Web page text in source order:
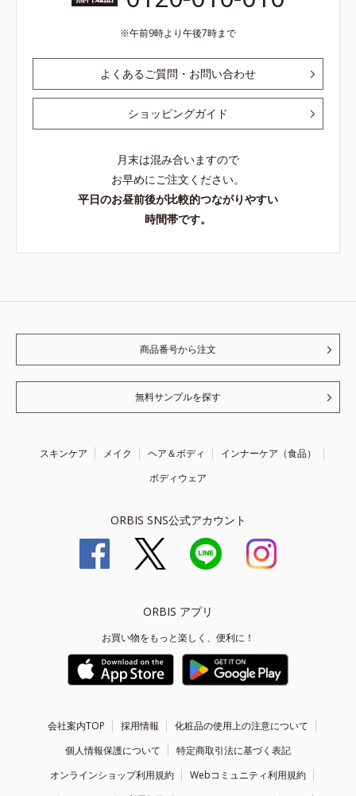
午前9時より午後7時まで
よくあるご質問・お問い合わせ
ショッピングガイド
月末は混み合いますので
お早めにご注文ください。
平日のお昼前後が比較的つながりやすい
時間帯です。
商品番号から注文
無料サンプルを探す
スキンケア メイク ヘア＆ボディ
インナーケア（食品）
ボディウェア
ORBIS SNS公式アカウント
ORBIS アプリ
お買い物をもっと楽しく、便利に！
会社案内TOP 採用情報
化粧品の使用上の注意について
個人情報保護について
特定商取引法に基づく表記
オンラインショップ利用規約
Webコミュニティ利用規約